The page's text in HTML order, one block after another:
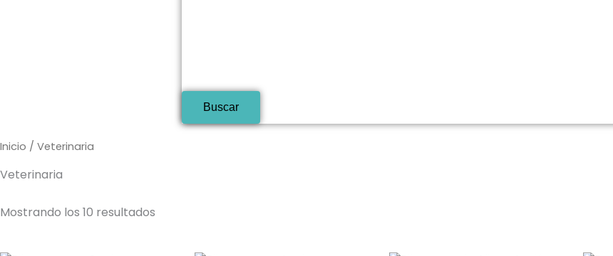
Buscar
Inicio / Veterinaria
Veterinaria
Mostrando los 10 resultados